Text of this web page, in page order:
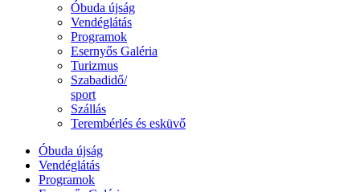
Óbuda újság
Vendéglátás
Programok
Esernyős Galéria
Turizmus
Szabadidő/
sport
Szállás
Terembérlés és esküvő
Óbuda újság
Vendéglátás
Programok